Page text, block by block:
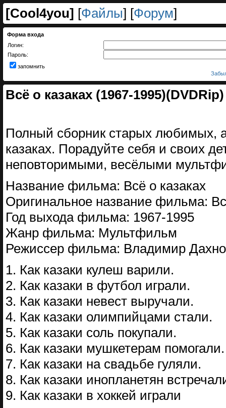
[Cool4you] [Файлы] [Форум]
Форма входа
Логин:
Пароль:
запомнить
Всё о казаках (1967-1995)(DVDRip)
Полный сборник старых любимых,
казаках. Порадуйте себя и своих
неповторимыми, весёлыми
Название фильма: Всё о казаках
Оригинальное название фильма:
Год выхода фильма: 1967-1995
Жанр фильма: Мультфильм
Режиссер фильма: Владимир Дахно
1. Как казаки кулеш варили.
2. Как казаки в футбол играли.
3. Как казаки невест выручали.
4. Как казаки олимпийцами стали.
5. Как казаки соль покупали.
6. Как казаки мушкетерам помогали.
7. Как казаки на свадьбе гуляли.
8. Как казаки инопланетян
9. Как казаки в хоккей играли